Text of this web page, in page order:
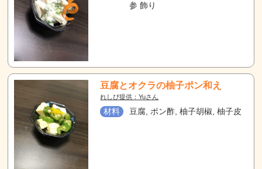
参 飾り
豆腐とオクラの柚子ポン和え
れしぴ提供：Yuさん
材料 豆腐, ポン酢, 柚子胡椒, 柚子皮